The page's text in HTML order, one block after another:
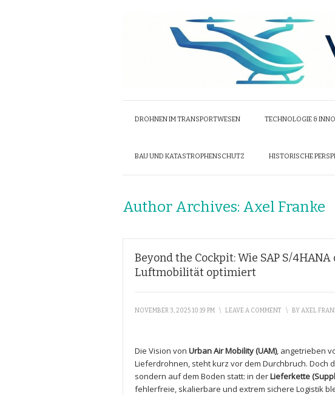
DROHNEN IM TRANSPORTWESEN TECHNOLOGIE &
BAU UND KATASTROPHENSCHUTZ HISTORISCHE
Author Archives: Axel Franke
Beyond the Cockpit: Wie SAP S/
Luftmobilität optimiert
NOVEMBER 3, 2025 10:19 PM \ LEAVE A COMMENT \ BYAXEL
Die Vision von Urban Air Mobility (UAM), angetrieben
Lieferdrohnen, steht kurz vor dem Durchbruch. Doch
sondern auf dem Boden statt: in derLieferkette
fehlerfreie, skalierbare und extrem sichere Logistik